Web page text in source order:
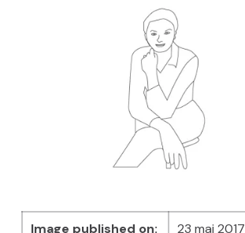
Image published on: 23 mai 2017